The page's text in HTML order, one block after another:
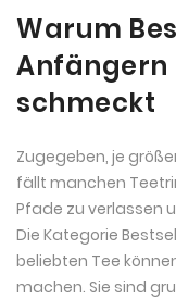
Warum
Anfängern
schmeckt
Zugegeben, je
fällt manchen
Pfade zu verlassen
Die Kategorie
beliebten Tee
machen. Sie sind